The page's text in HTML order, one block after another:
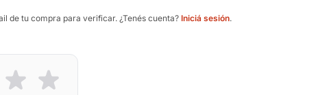
de tu compra para verificar. ¿Tenés cuenta? Iniciá sesión.